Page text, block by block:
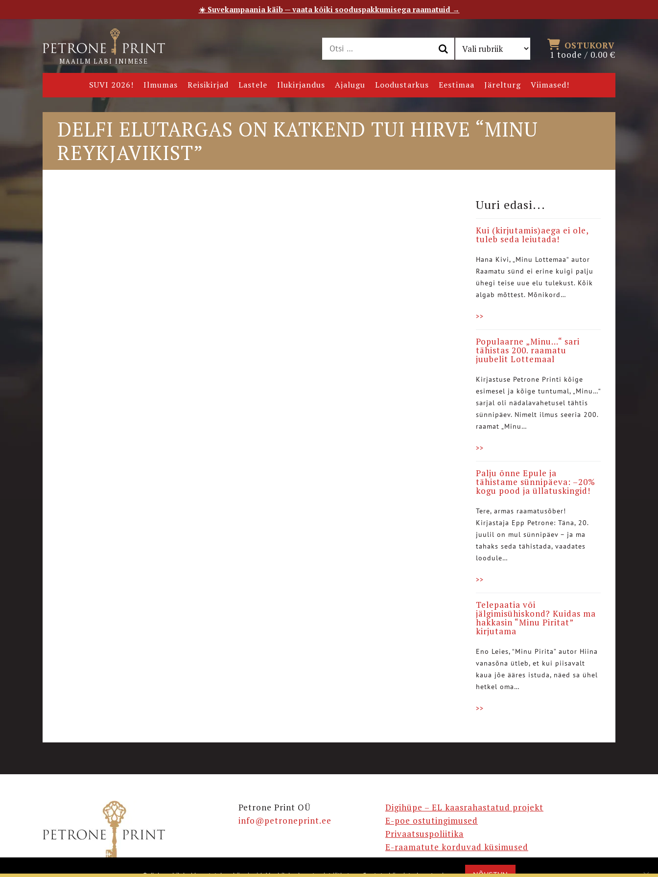
Meie saade Kontakt
MAAILM LÄBI INIMESE
OSTUKORV
1 toode / 0.00€
SUVI 2026! Ilmumas Reisikirjad Lastele Ilukirjandus Ajalugu Loodustarkus Eestimaa Järelturg Viimased!
DELFI ELUTARGAS ON KATKEND TUI HIRVE “MINU
REYKJAVIKIST”
Uuri edasi...
Kui (kirjutamis)aega ei ole,
tuleb seda leiutada!
Hana Kivi, „Minu Lottemaa“ autor
Raamatu sünd ei erine kuigi palju
ühegi teise uue elu tulekust. Kõik
algab mõttest. Mõnikord…
>>
Populaarne „Minu…“ sari
tähistas 200. raamatu
juubelit Lottemaal
Kirjastuse Petrone Printi kõige
esimesel ja kõige tuntumal, „Minu…“
sarjal oli nädalavahetusel tähtis
sünnipäev. Nimelt ilmus seeria 200.
raamat „Minu…
>>
Palju õnne Epule ja
tähistame sünnipäeva: –20%
kogu pood ja üllatuskingid!
Tere, armas raamatusõber!
Kirjastaja Epp Petrone: Täna, 20.
juulil on mul sünnipäev – ja ma
tahaks seda tähistada, vaadates
loodule…
>>
Telepaatia või
jälgimisühiskond? Kuidas ma
hakkasin “Minu Piritat”
kirjutama
Eno Leies, “Minu Pirita” autor Hiina
vanasõna ütleb, et kui piisavalt
kaua jõe ääres istuda, näed sa ühel
hetkel oma…
>>
Petrone Print OÜ
info@petroneprint.ee
Digihüpe – EL kaasrahastatud projekt
E-poe ostutingimused
Privaatsuspoliitika
E-raamatute korduvad küsimused
☀️ Suvekampaania käib — vaata kõiki sooduspakkumisega raamatuid →
Sellel veebilehel kasutatakse küpsiseid. Veebilehe kasutamist jätkates nõustute küpsiste kasutamisega. NÕUSTUN